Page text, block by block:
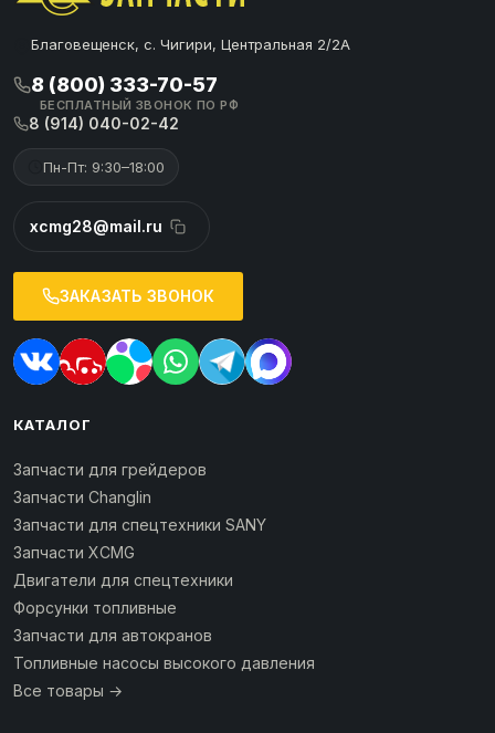
Благовещенск, с. Чигири, Центральная 2/2А
8 (800) 333-70-57
БЕСПЛАТНЫЙ ЗВОНОК ПО РФ
8 (914) 040-02-42
Пн-Пт: 9:30–18:00
xcmg28@mail.ru
ЗАКАЗАТЬ ЗВОНОК
КАТАЛОГ
Запчасти для грейдеров
Запчасти Changlin
Запчасти для спецтехники SANY
Запчасти XCMG
Двигатели для спецтехники
Форсунки топливные
Запчасти для автокранов
Топливные насосы высокого давления
Все товары →